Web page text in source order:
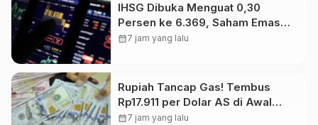
IHSG Dibuka Menguat 0,30
Persen ke 6.369, Saham Emas
dan Tambang Jadi Penggerak
calendar_month7 jam yang lalu
Rupiah Tancap Gas! Tembus
Rp17.911 per Dolar AS di Awal
Perdagangan
calendar_month7 jam yang lalu